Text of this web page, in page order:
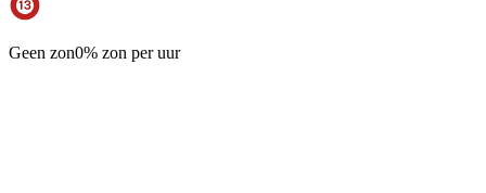
Geen zon0% zon per uur